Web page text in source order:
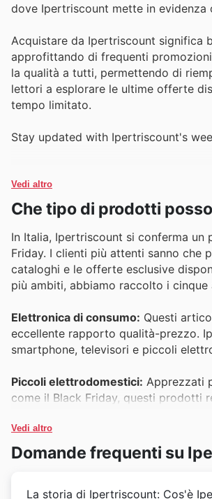
dove Ipertriscount mette in
Acquistare da Ipertriscount significa
approfittando di frequenti
la qualità a tutti, permettendo di
lettori a esplorare le ultime offerte
tempo limitato.
Stay updated with Ipertriscount's
Vedi altro
Che tipo di prodotti
In Italia, Ipertriscount si conferma
Friday. I clienti più attenti sanno che
cataloghi e le offerte esclusive
più ambiti, abbiamo raccolto i
Elettronica di consumo: Questi
eccellente rapporto qualità-prezzo.
smartphone, televisori e piccoli
Piccoli elettrodomestici: Apprezzati
come il Black Friday, questi prodotti
Prodotti per la cura della persona:
acquisto impulsivo e strategico.
Vedi altro
Domande frequenti su
La storia di Ipertriscount: Cos'è